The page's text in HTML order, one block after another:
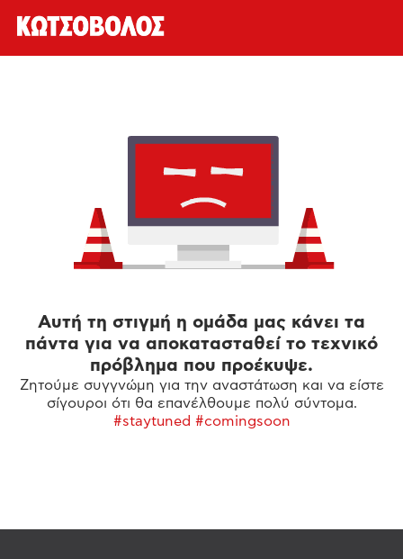
Αυτή τη στιγμή η ομάδα μας κάνει τα
πάντα για να αποκατασταθεί το τεχνικό
πρόβλημα που προέκυψε.
Ζητούμε συγγνώμη για την αναστάτωση και να είστε
σίγουροι ότι θα επανέλθουμε πολύ σύντομα.
#staytuned #comingsoon